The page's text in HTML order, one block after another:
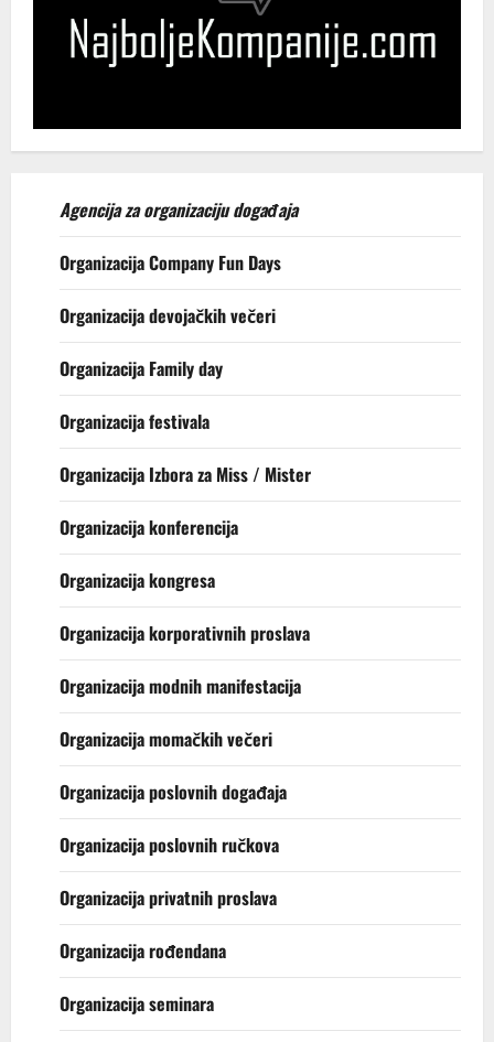
Agencija za organizaciju događaja
Organizacija Company Fun Days
Organizacija devojačkih večeri
Organizacija Family day
Organizacija festivala
Organizacija Izbora za Miss / Mister
Organizacija konferencija
Organizacija kongresa
Organizacija korporativnih proslava
Organizacija modnih manifestacija
Organizacija momačkih večeri
Organizacija poslovnih događaja
Organizacija poslovnih ručkova
Organizacija privatnih proslava
Organizacija rođendana
Organizacija seminara